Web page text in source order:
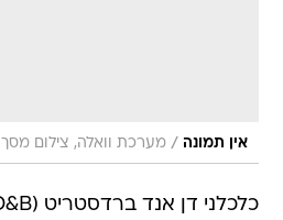
אין תמונה / מערכת וואלה, צילום מסך